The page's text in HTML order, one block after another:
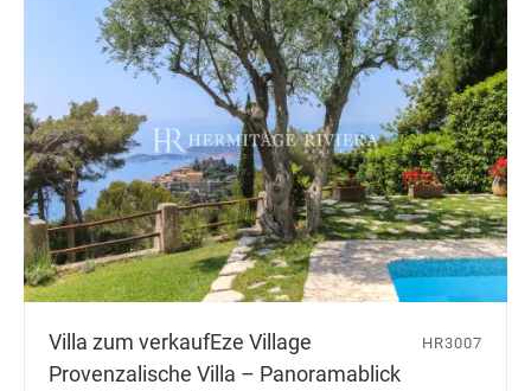
Villa zum verkaufEze Village
Provenzalische Villa – Panoramablick
HR3007